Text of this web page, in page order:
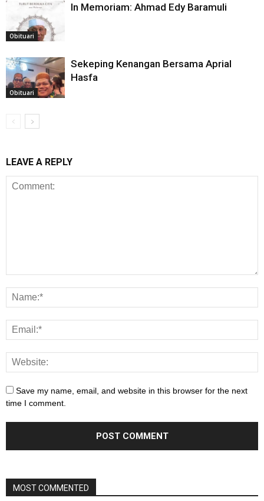
Obituari
In Memoriam: Ahmad Edy Baramuli
Obituari
Sekeping Kenangan Bersama Aprial
Hasfa
LEAVE A REPLY
Save my name, email, and website in this browser for the next
time I comment.
MOST COMMENTED